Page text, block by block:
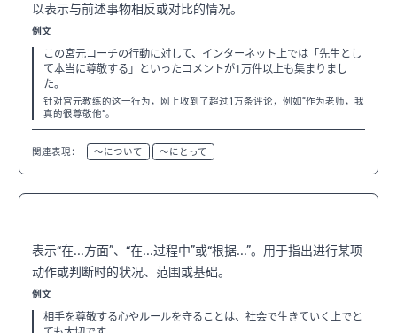
以表示与前述事物相反或对比的情况。
例文
この宮元コーチの行動に対して、インターネット上では「先生とし
て本当に尊敬する」といったコメントが1万件以上も集まりまし
た。
针对宫元教练的这一行为，网上收到了超过1万条评论，例如“作为老师，我
真的很尊敬他”。
関連表現： 〜について 〜にとって
表示“在...方面”、“在...过程中”或“根据...”。用于指出进行某项
动作或判断时的状况、范围或基础。
例文
相手を尊敬する心やルールを守ることは、社会で生きていく上でと